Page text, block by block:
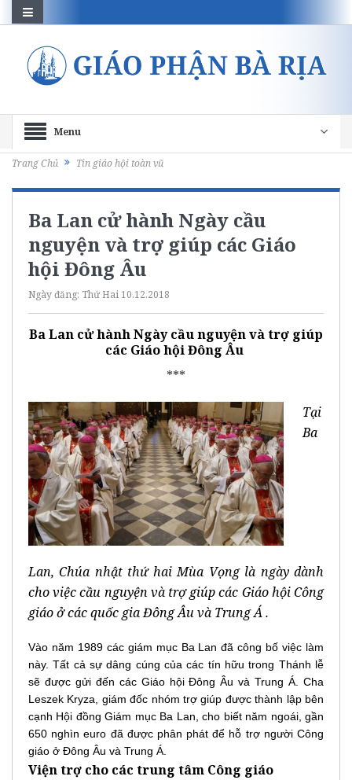
Menu
Trang Chủ Tin giáo hội toàn vũ
Ba Lan cử hành Ngày cầu
nguyện và trợ giúp các Giáo
hội Đông Âu
Ngày đăng: Thứ Hai 10.12.2018
Ba Lan cử hành Ngày cầu nguyện và trợ giúp
các Giáo hội Đông Âu
***
Tại
Ba
Lan, Chúa nhật thứ hai Mùa Vọng là ngày dành
cho việc cầu nguyện và trợ giúp các Giáo hội Công
giáo ở các quốc gia Đông Âu và Trung Á .
Vào năm 1989 các giám mục Ba Lan đã công bố việc làm
này. Tất cả sự dâng cúng của các tín hữu trong Thánh lễ
sẽ được gửi đến các Giáo hội Đông Âu và Trung Á. Cha
Leszek Kryza, giám đốc nhóm trợ giúp được thành lập bên
cạnh Hội đồng Giám mục Ba Lan, cho biết năm ngoái, gần
650 nghìn euro đã được phân phát để hỗ trợ người Công
giáo ở Đông Âu và Trung Á.
Viện trợ cho các trung tâm Công giáo